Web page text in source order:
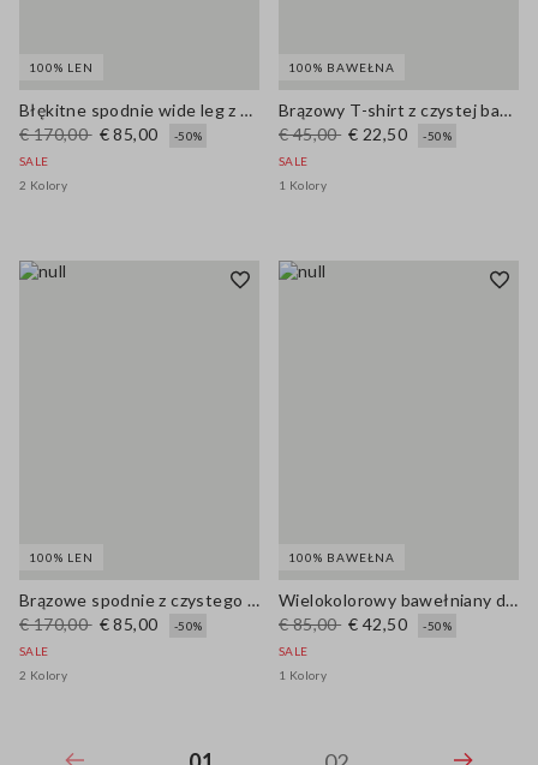
100% LEN
Błękitne spodnie wide leg z czystego lnu
€ 170,00 € 85,00
-50%
SALE
2 Kolory
100% BAWEŁNA
Brązowy T-shirt z czystej bawełny o kroju oversize z nadrukiem
€ 45,00 € 22,50
-50%
SALE
1 Kolory
100% LEN
Brązowe spodnie z czystego lnu, krój regular
€ 170,00 € 85,00
-50%
SALE
2 Kolory
100% BAWEŁNA
Wielokolorowy bawełniany dzianinowy top na cienkich ramiączkach
€ 85,00 € 42,50
-50%
SALE
1 Kolory